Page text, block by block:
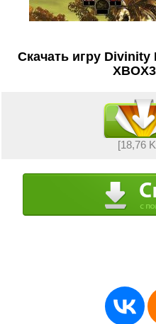
Скачать игру Divinity
[18,76